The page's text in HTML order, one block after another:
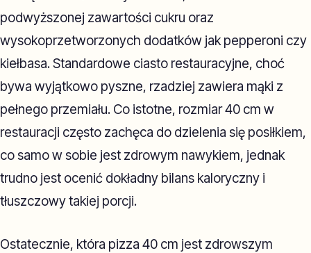
podwyższonej zawartości cukru oraz
wysokoprzetworzonych dodatków jak pepperoni czy
kiełbasa. Standardowe ciasto restauracyjne, choć
bywa wyjątkowo pyszne, rzadziej zawiera mąki z
pełnego przemiału. Co istotne, rozmiar 40 cm w
restauracji często zachęca do dzielenia się posiłkiem,
co samo w sobie jest zdrowym nawykiem, jednak
trudno jest ocenić dokładny bilans kaloryczny i
tłuszczowy takiej porcji.
Ostatecznie, która pizza 40 cm jest zdrowszym